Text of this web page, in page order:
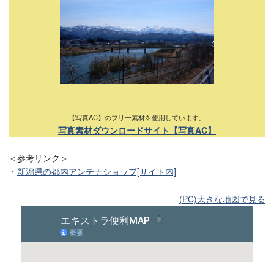
【写真AC】のフリー素材を使用しています。
写真素材ダウンロードサイト【写真AC】
＜参考リンク＞
・ 新潟県の都内アンテナショップ[サイト内]
(PC)大きな地図で見る